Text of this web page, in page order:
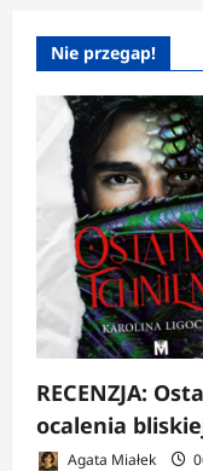
Nie przegap!
RECENZJA:
ocalenia
Agata Miałek